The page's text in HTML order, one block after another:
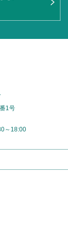
1号
～18:00